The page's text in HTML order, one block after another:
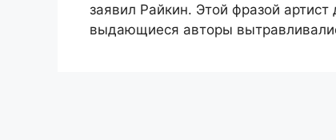
заявил Райкин. Этой фразой
выдающиеся авторы